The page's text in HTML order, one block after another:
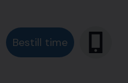
Bestill time